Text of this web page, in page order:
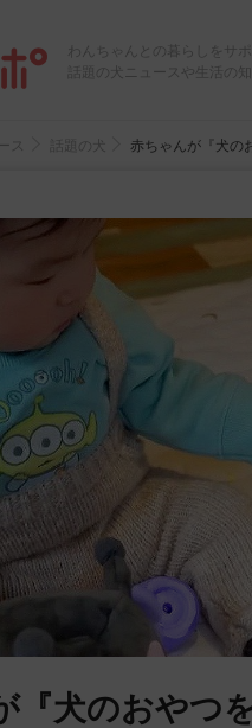
わんちゃんとの暮らしをサ
話題の犬ニュースや生活の
ス 話題の犬 赤ちゃんが『犬の
『犬のおやつ